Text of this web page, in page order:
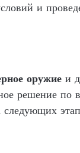
и
оружие и
решение по